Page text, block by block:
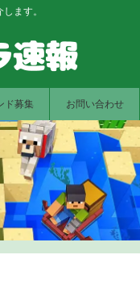
ます。
ド募集 お問い合わせ